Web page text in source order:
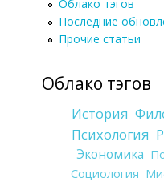
Облако тэгов
Последние
Прочие статьи
Облако тэгов
История
Психология
Экономика
Социология